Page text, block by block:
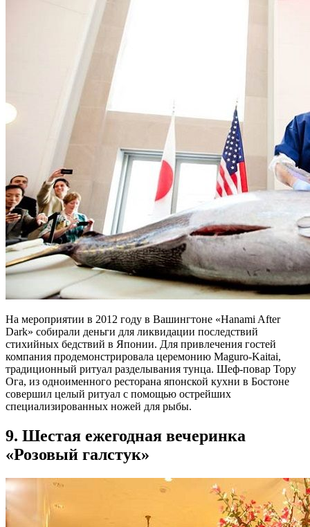
На мероприятии в 2012 году в Вашингтоне «Hanami After
Dark» собирали деньги для ликвидации последствий
стихийных бедствий в Японии. Для привлечения гостей
компания продемонстрировала церемонию Maguro-Kaitai,
традиционный ритуал разделывания тунца. Шеф-повар Тору
Ога, из одноименного ресторана японской кухни в Бостоне
совершил целый ритуал с помощью острейших
специализированных ножей для рыбы.
9. Шестая ежегодная вечеринка
«Розовый галстук»